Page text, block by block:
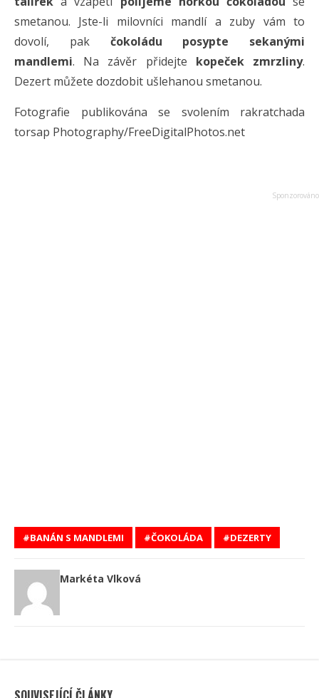
smetanou. Jste-li milovníci mandlí a zuby vám to
dovolí, pak čokoládu posypte sekanými
mandlemi. Na závěr přidejte kopeček zmrzliny.
Dezert můžete dozdobit ušlehanou smetanou.
Fotografie publikována se svolením rakratchada
torsap Photography/FreeDigitalPhotos.net
BANÁN S MANDLEMI ČOKOLÁDA DEZERTY
Markéta Vlková